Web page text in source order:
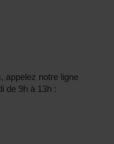
appelez notre ligne
de 9h à 13h :